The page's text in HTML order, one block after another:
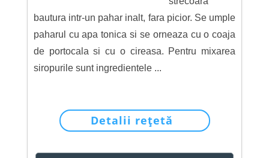
bautura intr-un pahar inalt, fara picior. Se umple
paharul cu apa tonica si se orneaza cu o coaja
de portocala si cu o cireasa. Pentru mixarea
siropurile sunt ingredientele ...
Detalii rețetă